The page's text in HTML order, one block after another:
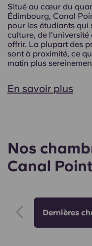
Situé au cœur du
Édimbourg, Canal
pour les étudiants qui
culture, de
offrir. La plupart des
sont à proximité, ce
matin plus
En savoir plus
Nos
Canal Point
Dernières